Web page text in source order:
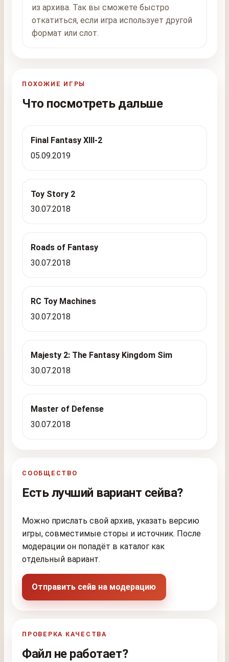
из архива. Так вы сможете быстро
откатиться, если игра использует другой
формат или слот.
ПОХОЖИЕ ИГРЫ
Что посмотреть дальше
Final Fantasy XIII-2
05.09.2019
Toy Story 2
30.07.2018
Roads of Fantasy
30.07.2018
RC Toy Machines
30.07.2018
Majesty 2: The Fantasy Kingdom Sim
30.07.2018
Master of Defense
30.07.2018
СООБЩЕСТВО
Есть лучший вариант сейва?
Можно прислать свой архив, указать версию
игры, совместимые сторы и источник. После
модерации он попадёт в каталог как
отдельный вариант.
Отправить сейв на модерацию
ПРОВЕРКА КАЧЕСТВА
Файл не работает?